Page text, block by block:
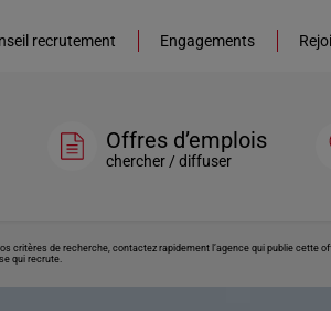
recrutement Engagements
Offres d’emplois
chercher / diffuser
critères de recherche, contactez rapidement l’agence qui publie
qui recrute.